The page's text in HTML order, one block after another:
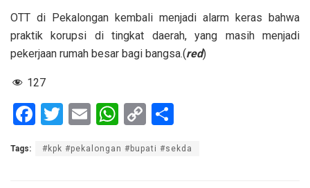
OTT di Pekalongan kembali menjadi alarm keras bahwa
praktik korupsi di tingkat daerah, yang masih menjadi
pekerjaan rumah besar bagi bangsa.(red)
127
F
ce
T
tt
E
ail
W
at
C
py ar
Tags: #kpk #pekalongan #bupati #sekda